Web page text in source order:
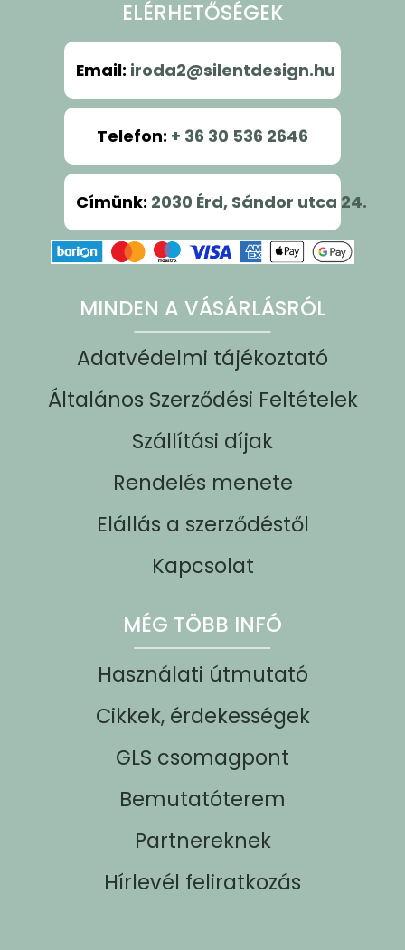
MINDEN A VÁSÁRLÁSRÓL
Adatvédelmi tájékoztató
Általános Szerződési Feltételek
Szállítási díjak
Rendelés menete
Elállás a szerződéstől
Kapcsolat
MÉG TÖBB INFÓ
Használati útmutató
Cikkek, érdekességek
GLS csomagpont
Bemutatóterem
Partnereknek
Hírlevél feliratkozás
ELÉRHETŐSÉGEK
Email: iroda2@silentdesign.hu
Telefon: + 36 30 536 2646
Címünk: 2030 Érd, Sándor utca 24.